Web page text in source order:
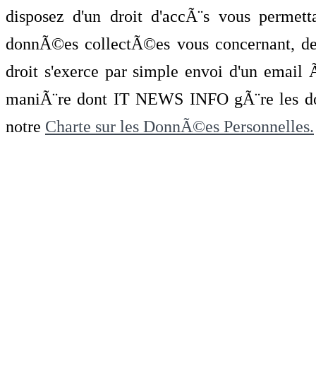
disposez d'un droit d'accÃ¨s vous
donnÃ©es collectÃ©es vous concernant,
droit s'exerce par simple envoi d'un
maniÃ¨re dont IT NEWS INFO gÃ¨re les
notre Charte sur les DonnÃ©es Personnelles.